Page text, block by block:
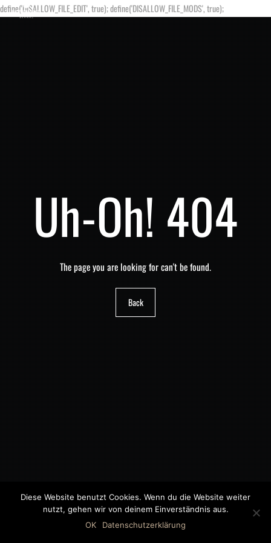
define('DISALLOW_FILE_EDIT', true); define('DISALLOW_FILE_MODS', true);
Uh-Oh! 404
The page you are looking for can't be found.
Back
©2018 MWB – MOTORWAGEN BERNAU GMBH
Diese Website benutzt Cookies. Wenn du die Website weiter
nutzt, gehen wir von deinem Einverständnis aus.
OK
Datenschutzerklärung